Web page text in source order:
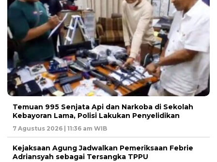
Temuan 995 Senjata Api dan Narkoba di Sekolah
Kebayoran Lama, Polisi Lakukan Penyelidikan
7 Agustus 2026 | 11:36 am WIB
Kejaksaan Agung Jadwalkan Pemeriksaan Febrie
Adriansyah sebagai Tersangka TPPU